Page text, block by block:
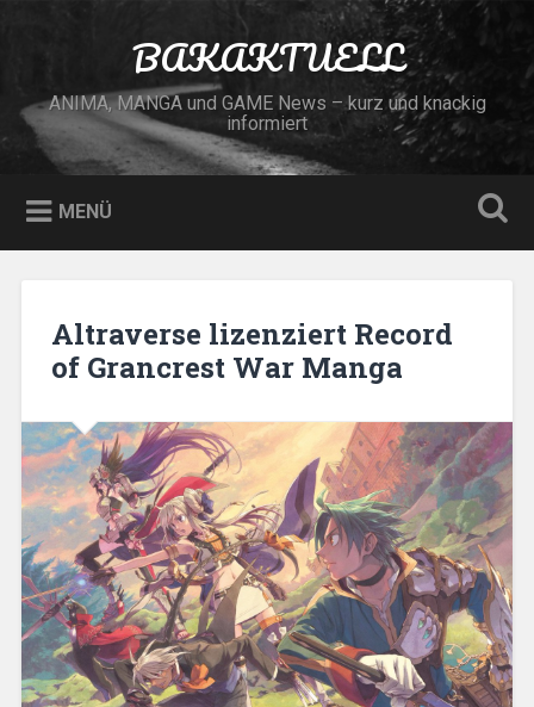
BAKAKTUELL
ANIMA, MANGA und GAME News – kurz und knackig
informiert
MENÜ
Altraverse lizenziert Record
of Grancrest War Manga